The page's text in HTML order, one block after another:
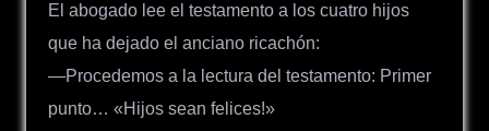
El abogado lee el testamento a los cuatro hijos
que ha dejado el anciano ricachón:
—Procedemos a la lectura del testamento: Primer
punto… «Hijos sean felices!»